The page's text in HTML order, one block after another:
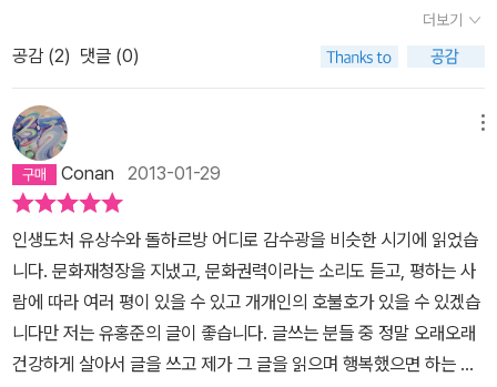
이삼촌’의 주인공은 ‘순이’의 ‘삼촌’이 아니라 ‘순이’를 가리킨다는 것
이다. 왜 예전에 읽을 때는 제목이 이상하다는 생각을 못했을까? 정
말 제주에서는 식당에서 누군가를 부를 때도 다 ‘삼촌, 삼촌’ 이렇게
호명하더라. 우리가 도시에서 ‘이모, 이모’ 하듯이.3) 세계자연유산과
용암동굴제주도가 세계자연유산으로 선정된 것은 모르는 사람이 없
을 것이다. 그런데 무엇 때문에 선정되었는지는 정확히 모르는 사람
들이 많다. 사실 나도 막상 무엇이 세계유산이냐고 물어보면 대답을
잘 못하겠더라. 한라산? 바다? 화산지역? 이 책을 읽고 나서야 누가
물어봐도 설명해 줄 수 있는 자신감이 생겼다. 제주도의 세계자연유
산적 가치?한 마디로 얘기하면 거문오름 용암동굴계의 자연유산적
가치다. 유네스코 실사단은 제주도의 가장 중요한 자연적 특질을 용
암동굴이라고 평가했다. 길이 l7킬로미터가 넘는 용암동굴은 세계에
알고 있는 사람이 이런저런 설명을 해준다는 것이다. 그것은 개인 자
유여행에서는 절대 누릴 수 없는 호사다. 관심있게 잘 들으면 얻는 것
서 제주를 보며 안타까웠던 것은 겉핥기 식으로 2박 3일이나 3박 4
일을 훑어보고 그 이상 볼 것이 없다고 생각하는 것이었다. 알고보면
제주에 얼마나 눈길을 사로잡는 것들이 많은데! 그나마 제주올레가
생기고 나서야 사람들은 걸어다니며 제주풍광을 바라보게 되었고, 제
주를 새롭게 바라보는 눈을 키운다. 하지만 제주는 아름다운 겉모습
만큼 시린 역사를 가지고 있다. 그래서 알아야할 것도, 배울 것도 많은
곳이다. 이 책의 가장 앞에 보면 '제주답사 일번지'가 담겨있다. 제주
에 관해 떠올려볼 때, 이곳만은 꼭 가봐야하는 곳이다!라고 생각한 곳
이 지금껏 없었다. 그래서 역사적 의미와 아름다운 풍광을 담고 있는
느껴지고, '제주학'이 학문적으로 정립되기를 바라는 마음이 느껴졌
다. 제주의 민담과 전설, 해녀, 돌하르방, 4.3.사건 등 몰랐거나, 단편
적인 지식과 이미지로만 머릿속에 있었던 사실을 정확한 텍스트에 의
거해서 짚어주는 친절한 책이다. 사진자료 또한 충실해서 현장만큼은
아니지만 현장 분위기를 짐작하는 데는 어려움이 없었다. '제주 한 달
살기', '제주 이민'처럼 제주 열풍이 불고 있지만 제주의 바람과 언어와
봉긋한 오름처럼 고유한 제주만의 특색들은 사람의 떼가 묻지 않았으
면 좋겠다. 그럼에도 나를 포함한 육지 사람들은 제주에 갈 것이다. 내
가 다가가면 상대가 변하는 줄 알면서도 그것만은 변하지 않기를 바
라는 '제주 허씨들'은 지금도 랜터카를 몰고 있다. ** 메모- 전설에 따
르면 제주의 거신 설문대할망이 치마로 흙을 나르면서 한 줌씩 새어
더보기
공감 (2) 댓글 (0)
Conan 2013-01-29
인생도처 유상수와 돌하르방 어디로 감수광을 비슷한 시기에 읽었습
니다. 문화재청장을 지냈고, 문화권력이라는 소리도 듣고, 평하는 사
람에 따라 여러 평이 있을 수 있고 개개인의 호불호가 있을 수 있겠습
니다만 저는 유홍준의 글이 좋습니다. 글쓰는 분들 중 정말 오래오래
건강하게 살아서 글을 쓰고 제가 그 글을 읽으며 행복했으면 하는 분